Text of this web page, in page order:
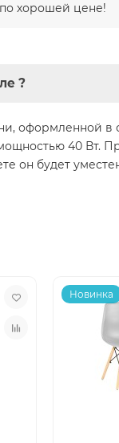
по хорошей цене!
?
оформленной
40
он будет
Новинка